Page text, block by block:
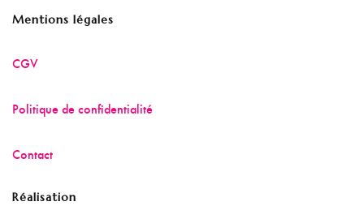
Mentions légales
CGV
Politique de confidentialité
Contact
Réalisation